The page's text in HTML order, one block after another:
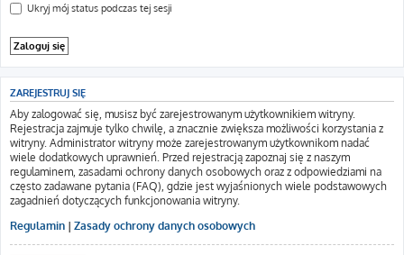
Ukryj mój status podczas tej sesji
ZAREJESTRUJ SIĘ
Aby zalogować się, musisz być zarejestrowanym użytkownikiem witryny.
Rejestracja zajmuje tylko chwilę, a znacznie zwiększa możliwości korzystania z
witryny. Administrator witryny może zarejestrowanym użytkownikom nadać
wiele dodatkowych uprawnień. Przed rejestracją zapoznaj się z naszym
regulaminem, zasadami ochrony danych osobowych oraz z odpowiedziami na
często zadawane pytania (FAQ), gdzie jest wyjaśnionych wiele podstawowych
zagadnień dotyczących funkcjonowania witryny.
Regulamin | Zasady ochrony danych osobowych